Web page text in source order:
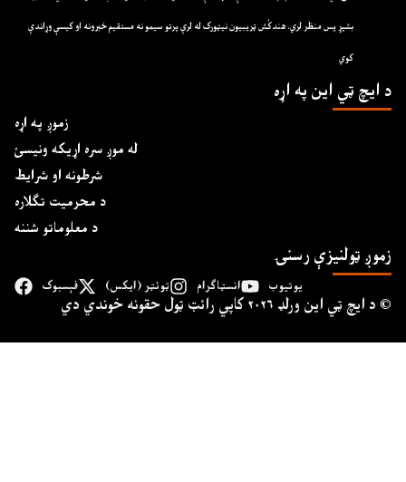
بشپړ پس منظر لري. هندکُش ټريبيون نيټورک له لرې پرتو سيمو نه مستقيم خبرونه او کيسې وړاندې
کوي
د ايچ ټي اين په اړه
زموږ په اړه
له موږ سره اړیکه ونیسئ
شرطونه او شرایط
د محرمیت تګلاره
د معلوماتو شننه
زموږ ټولنیزې رسنۍ
فېسبوک ټوئټر (ایکس) انسټاګرام یوتیوب
د ايچ ټي اين وﺭلډ ۲۰۲۶ کاپي ﺭائټ ټول حقونه خوندي دي ©